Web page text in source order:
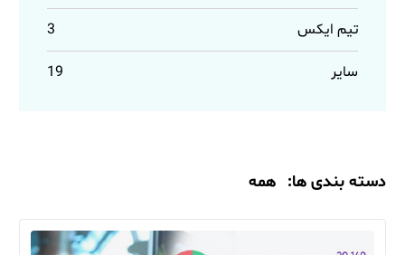
تیم ایکس 3
سایر 19
دسته بندی ها: همه